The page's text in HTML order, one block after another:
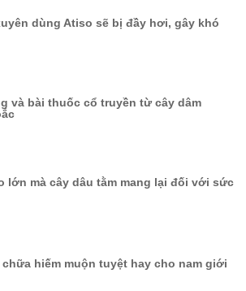
dùng Atiso sẽ bị đầy hơi, gây khó
và bài thuốc cổ truyền từ cây dâm
lớn mà cây dâu tằm mang lại đối với sức
hiếm muộn tuyệt hay cho nam giới